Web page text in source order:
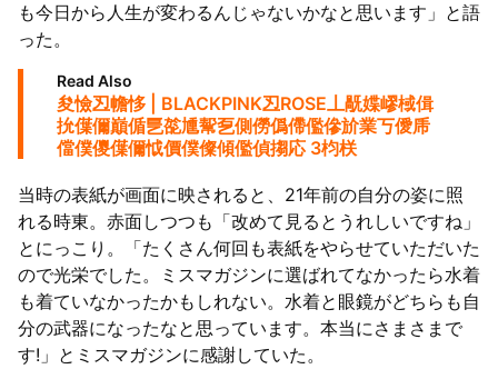
も今日から人生が変わるんじゃないかなと思います」と語
った。
Read Also
夋憸丒幨恀 | BLACKPINK丒ROSE丄旤媟嵺棫偮
抁僷儞巔偱乬旕尰幚乭側僗僞僀儖傪斺業丂僾乕
儅僕儍僷儞怴價僕儏傾儖偵搊応 3枃栚
当時の表紙が画面に映されると、21年前の自分の姿に照
れる時東。赤面しつつも「改めて見るとうれしいですね」
とにっこり。「たくさん何回も表紙をやらせていただいた
ので光栄でした。ミスマガジンに選ばれてなかったら水着
も着ていなかったかもしれない。水着と眼鏡がどちらも自
分の武器になったなと思っています。本当にさまさまで
す!」とミスマガジンに感謝していた。